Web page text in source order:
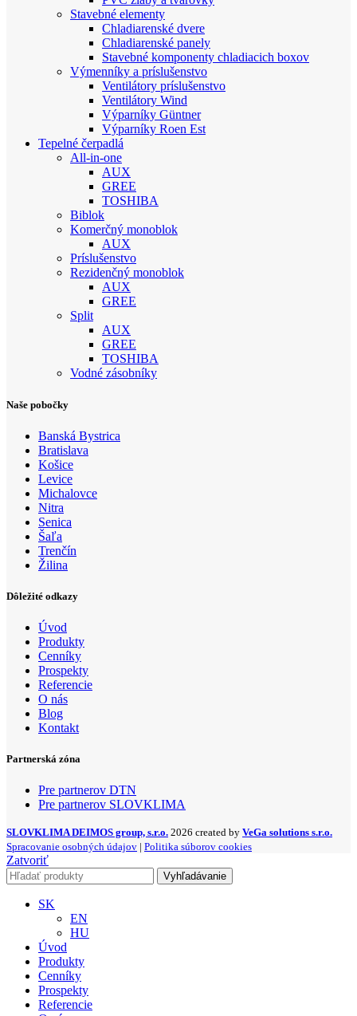
Stavebné elementy
Chladiarenské dvere
Chladiarenské panely
Stavebné komponenty chladiacich boxov
Výmenníky a príslušenstvo
Ventilátory príslušenstvo
Ventilátory Wind
Výparníky Güntner
Výparníky Roen Est
Tepelné čerpadlá
All-in-one
AUX
GREE
TOSHIBA
Biblok
Komerčný monoblok
AUX
Príslušenstvo
Rezidenčný monoblok
AUX
GREE
Split
AUX
GREE
TOSHIBA
Vodné zásobníky
Naše pobočky
Banská Bystrica
Bratislava
Košice
Levice
Michalovce
Nitra
Senica
Šaľa
Trenčín
Žilina
Dôležité odkazy
Úvod
Produkty
Cenníky
Prospekty
Referencie
O nás
Blog
Kontakt
Partnerská zóna
Pre partnerov DTN
Pre partnerov SLOVKLIMA
SLOVKLIMA DEIMOS group, s.r.o. 2026 created by VeGa solutions s.r.o.
Spracovanie osobných údajov | Politika súborov cookies
Zatvoriť
Vyhľadávanie
SK
EN
HU
Úvod
Produkty
Cenníky
Prospekty
Referencie